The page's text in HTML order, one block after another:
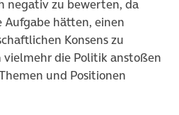
negativ zu bewerten, da
hätten, einen
Konsens zu
vielmehr die Politik anstoßen
und Positionen